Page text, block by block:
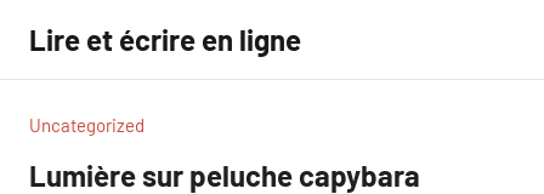
contenu
Lire et écrire en ligne
Uncategorized
Lumière sur peluche capybara